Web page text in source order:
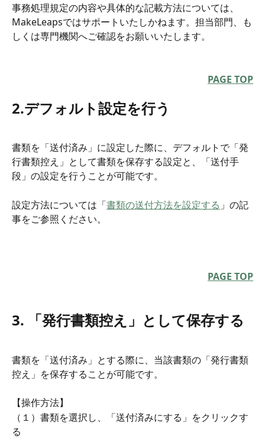
事務処理規定の内容や具体的な記載方法については、
MakeLeapsではサポートいたしかねます。担当部門、も
しくは専門機関へご確認をお願いいたします。
PAGE TOP
2.デフォルト設定を行う
書類を「送付済み」に設定した際に、デフォルトで「発
行書類控え」として書類を保存する設定と、「送付手
段」の設定を行うことが可能です。
設定方法については「書類の送付方法を設定する 」の記
事をご参照ください。
PAGE TOP
3. 「発行書類控え」として保存する
書類を「送付済み」とする際に、当該書類の「発行書類
控え」を保存することが可能です。
【操作方法】
（１）書類を選択し、「送付済みにする」をクリックす
る